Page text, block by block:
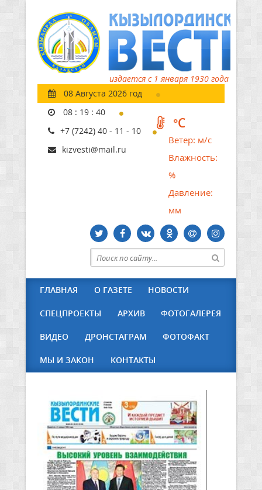
издается с 1 января 1930 года
08 Августа 2026 год
08 : 19 : 41
+7 (7242) 40 - 11 - 10
kizvesti@mail.ru
°C
Ветер: м/с
Влажность:
%
Давление:
мм
ГЛАВНАЯ О ГАЗЕТЕ НОВОСТИ
СПЕЦПРОЕКТЫ АРХИВ ФОТОГАЛЕРЕЯ
ВИДЕО ДРОНСТАГРАМ ФОТОФАКТ
МЫ И ЗАКОН КОНТАКТЫ